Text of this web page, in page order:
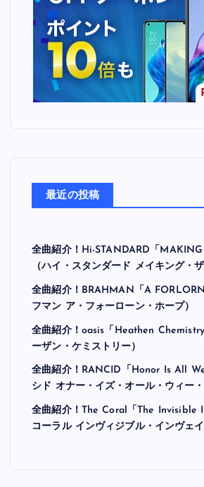
最近の投稿
全曲紹介！Hi-STANDARD「MAKING
（ハイ・スタンダード メイキング・ザ
全曲紹介！BRAHMAN「A
フマン ア・フォーローン・ホープ）
全曲紹介！oasis「Heathen
ーザン・ケミストリー）
全曲紹介！RANCID「Honor Is All
シド オナー・イズ・オール・ウィー・
全曲紹介！The Coral「The Invisible
コーラル インヴィジブル・インヴェイ